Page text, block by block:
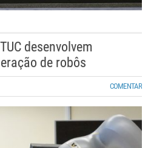
desenvolvem
de robôs
COMENTAR